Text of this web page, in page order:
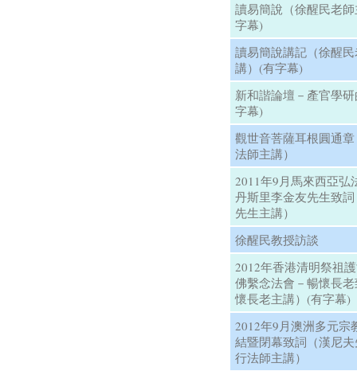
讀易簡說（徐醒民老
字幕)
讀易簡說講記（徐醒
講）(有字幕)
新和諧論壇－產官學
字幕)
觀世音菩薩耳根圓通
法師主講）
2011年9月馬來西亞弘
丹斯里李金友先生致
先生主講）
徐醒民教授訪談
2012年香港清明祭祖
佛繫念法會－暢懷長
懷長老主講）(有字幕)
2012年9月澳洲多元宗
結暨閉幕致詞（漢尼
行法師主講）